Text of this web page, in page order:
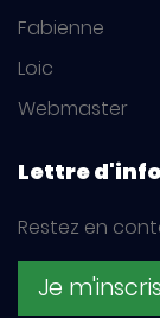
Fabienne
Loic
Webmaster
Lettre
Restez en
Je